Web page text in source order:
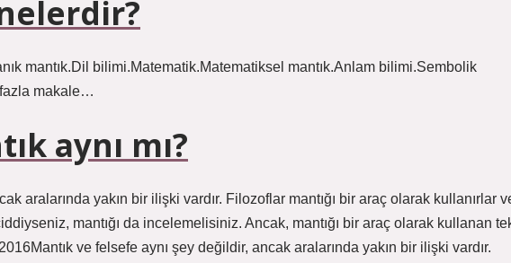
mantık.Dil bilimi.Matematik.Matematiksel mantık.Anlam bilimi.Sembolik
fazla makale…
aynı mı?
aralarında yakın bir ilişki vardır. Filozoflar mantığı bir araç olarak kullanırlar
mantığı da incelemelisiniz. Ancak, mantığı bir araç olarak kullanan
ve felsefe aynı şey değildir, ancak aralarında yakın bir ilişki vardır.